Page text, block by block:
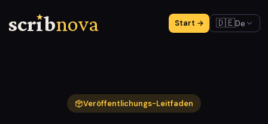
scrıbnova Start → 🇩🇪De
Veröffentlichungs-Leitfaden